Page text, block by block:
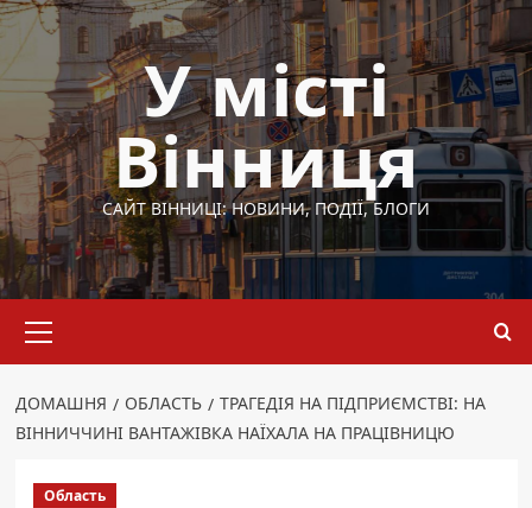
Перейти
до
вмісту
У місті
Вінниця
САЙТ ВІННИЦІ: НОВИНИ, ПОДІЇ, БЛОГИ
меню
ДОМАШНЯ ОБЛАСТЬ
ТРАГЕДІЯ НА ПІДПРИЄМСТВІ: НА
ВІННИЧЧИНІ ВАНТАЖІВКА НАЇХАЛА НА ПРАЦІВНИЦЮ
Область